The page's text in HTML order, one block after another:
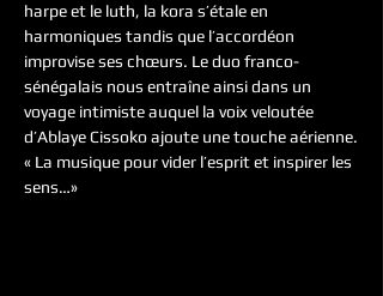
harpe et le luth, la kora s’étale en
harmoniques tandis que l’accordéon
improvise ses chœurs. Le duo franco-
sénégalais nous entraîne ainsi dans un
voyage intimiste auquel la voix veloutée
d’Ablaye Cissoko ajoute une touche aérienne.
« La musique pour vider l’esprit et inspirer les
sens…»